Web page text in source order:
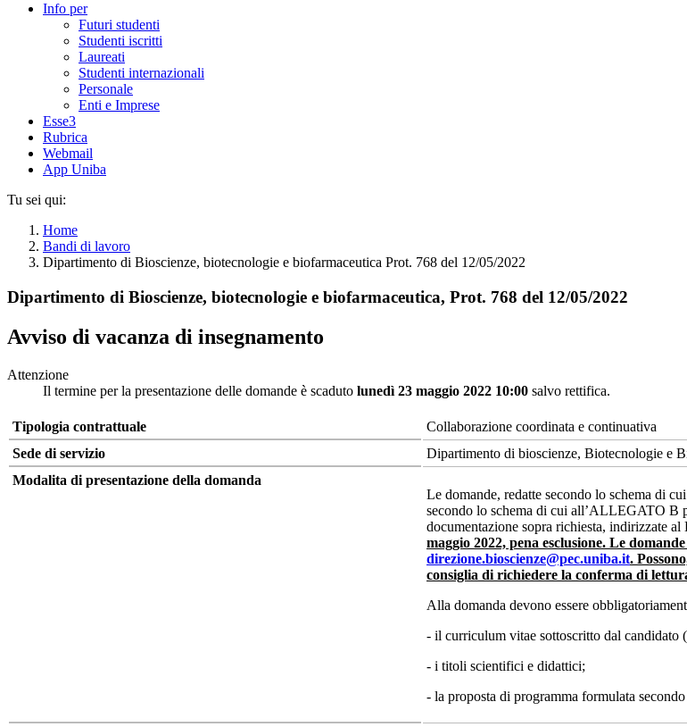
Info per
Futuri studenti
Studenti iscritti
Laureati
Studenti internazionali
Personale
Enti e Imprese
Esse3
Rubrica
Webmail
App Uniba
Tu sei qui:
Home
Bandi di lavoro
Dipartimento di Bioscienze, biotecnologie e biofarmaceutica Prot. 768 del 12/05/2022
Dipartimento di Bioscienze, biotecnologie e biofarmaceutica, Prot. 768 del 12/05/2022
Avviso di vacanza di insegnamento
Attenzione
Il termine per la presentazione delle domande è scaduto lunedì 23 maggio 2022 10:00 salvo rettifica.
Tipologia contrattuale
Collaborazione coordinata e continuativa
Sede di servizio
Dipartimento di bioscienze, Biotecnologie e
Modalita di presentazione della domanda
Le domande, redatte secondo lo schema di
secondo lo schema di cui all’ALLEGATO B
documentazione sopra richiesta, indirizzate
maggio 2022, pena esclusione. Le
direzione.bioscienze@pec.uniba.it.
consiglia di richiedere la conferma di
Alla domanda devono essere
- il curriculum vitae sottoscritto dal candidato
- i titoli scientifici e didattici;
- la proposta di programma formulata